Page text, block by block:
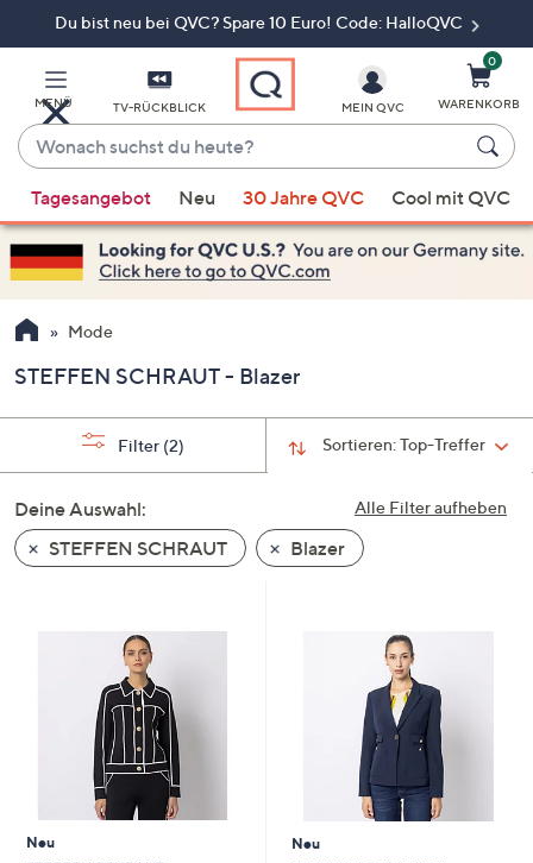
Du bist neu bei QVC? Spare 10 Euro! Code: HalloQVC
MENÜ TV-RÜCKBLICK
Wonach
suchst
du
heute?
Vorschläge
verfügbar
sind,
verwenden
Sie
Pfeiltasten
nach
und
nach
unten
oder
um
MEIN QVC
0
WARENKORB
Tagesangebot Neu 30 Jahre QVC Cool mit QVC
Mode
STEFFEN SCHRAUT - Blazer
Sortieren:Top-Treffer
Filter (2)
Alle Filter aufheben
Deine Auswahl:
STEFFEN SCHRAUT
Blazer
Neu
Neu